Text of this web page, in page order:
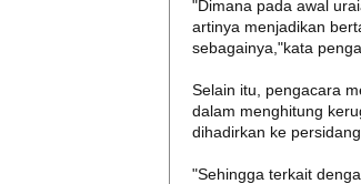
"Dimana pada awal
artinya menjadikan
sebagainya,"kata
Selain itu, pengacara
dalam menghitung
dihadirkan ke
"Sehingga terkait